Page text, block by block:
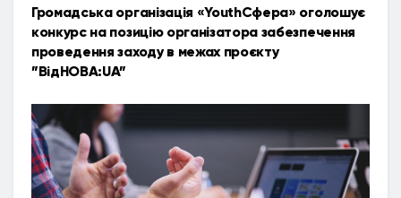
Громадська організація «YouthСфера» оголошує
конкурс на позицію організатора забезпечення
проведення заходу в межах проєкту
”ВідНОВА:UA”